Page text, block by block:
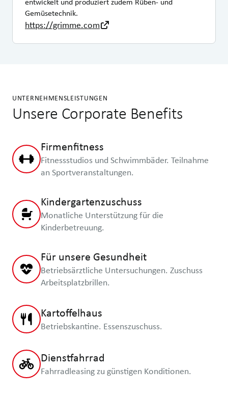
Gemüsetechnik.
https://grimme.com
UNTERNEHMENSLEISTUNGEN
Unsere Corporate Benefits
Firmenfitness
Fitnessstudios und Schwimmbäder. Teilnahme
an Sportveranstaltungen.
Kindergartenzuschuss
Monatliche Unterstützung für die
Kinderbetreuung.
Für unsere Gesundheit
Betriebsärztliche Untersuchungen. Zuschuss
Arbeitsplatzbrillen.
Kartoffelhaus
Betriebskantine. Essenszuschuss.
Dienstfahrrad
Fahrradleasing zu günstigen Konditionen.